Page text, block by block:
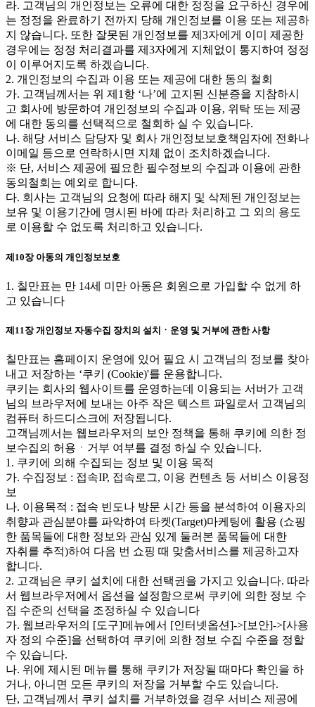
라. 고객님의 개인정보는 오류에 대한 정정을 요구하신 경우에
는 정정을 완료하기 전까지 당해 개인정보를 이용 또는 제공하
지 않습니다. 또한 잘못된 개인정보를 제3자에게 이미 제공한
경우에는 정정 처리결과를 제3자에게 지체없이 통지하여 정정
이 이루어지도록 하겠습니다.
2. 개인정보의 수집과 이용 또는 제공에 대한 동의 철회
가. 고객님께서는 위 제1항 ‘나’에 고지된 신분증을 지참하시
고 회사에 방문하여 개인정보의 수집과 이용, 위탁 또는 제공
에 대한 동의를 선택적으로 철회하 실 수 있습니다.
나. 해당 서비스 담당자 및 회사 개인정보보호책임자에 전화나
이메일 등으로 연락하시면 지체 없이 조치하겠습니다.
※ 단, 서비스 제공에 필요한 필수정보의 수집과 이용에 관한
동의철회는 예외로 합니다.
다. 회사는 고객님의 요청에 따라 해지 및 삭제된 개인정보는
보유 및 이용기간에 명시된 바에 따라 처리하고 그 외의 용도
로 이용할 수 없도록 처리하고 있습니다.
제10장 아동의 개인정보보호
1. 칠만표는 만 14세 미만 아동은 회원으로 가입할 수 없게 하
고 있습니다
제11장 개인정보 자동수집 장치의 설치ㆍ운영 및 거부에 관한 사항
칠만표는 홈페이지 운영에 있어 필요 시 고객님의 정보를 찾아
내고 저장하는 ‘쿠키 (Cookie)'를 운용합니다.
쿠키는 회사의 웹사이트를 운영하는데 이용되는 서버가 고객
님의 브라우저에 보내는 아주 작은 텍스트 파일로서 고객님의
컴퓨터 하드디스크에 저장됩니다.
고객님께서는 웹브라우저의 보안 정책을 통해 쿠키에 의한 정
보수집의 허용ㆍ거부 여부를 결정 하실 수 있습니다.
1. 쿠키에 의해 수집되는 정보 및 이용 목적
가. 수집정보 : 접속IP, 접속로그, 이용 컨텐츠 등 서비스 이용정
보
나. 이용목적 : 접속 빈도나 방문 시간 등을 분석하여 이용자의
취향과 관심분야를 파악하여 타켓(Target)마케팅에 활용 (쇼핑
한 품목들에 대한 정보와 관심 있게 둘러본 품목들에 대한
자취를 추적)하여 다음 번 쇼핑 때 맞춤서비스를 제공하고자
합니다.
2. 고객님은 쿠키 설치에 대한 선택권을 가지고 있습니다. 따라
서 웹브라우저에서 옵션을 설정함으로써 쿠키에 의한 정보 수
집 수준의 선택을 조정하실 수 있습니다
가. 웹브라우저의 [도구]메뉴에서 [인터넷옵션]->[보안]->[사용
자 정의 수준]을 선택하여 쿠키에 의한 정보 수집 수준을 정할
수 있습니다.
나. 위에 제시된 메뉴를 통해 쿠키가 저장될 때마다 확인을 하
거나, 아니면 모든 쿠키의 저장을 거부할 수도 있습니다.
단, 고객님께서 쿠키 설치를 거부하였을 경우 서비스 제공에